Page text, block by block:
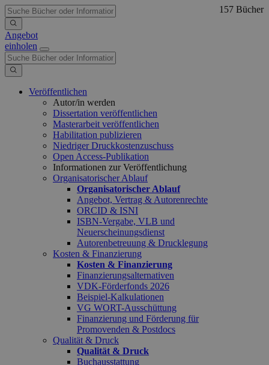
Angebot
einholen
Veröffentlichen
Autor/in werden
Dissertation veröffentlichen
Masterarbeit veröffentlichen
Habilitation publizieren
Niedriger Druckkostenzuschuss
Open Access-Publikation
Informationen zur Veröffentlichung
Organisatorischer Ablauf
Organisatorischer Ablauf
Angebot, Vertrag & Autorenrechte
ORCID & ISNI
ISBN-Vergabe, VLB und
Neuerscheinungsdienst
Autorenbetreuung & Drucklegung
Kosten & Finanzierung
Kosten & Finanzierung
Finanzierungsalternativen
VDK-Förderfonds 2026
Beispiel-Kalkulationen
VG WORT-Ausschüttung
Finanzierung und Förderung für
Promovenden & Postdocs
Qualität & Druck
Qualität & Druck
Buchausstattung
157 Bücher